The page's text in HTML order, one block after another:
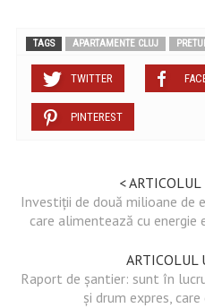
TAGS APARTAMENTE CLUJ
TWITTER
PINTEREST
<
Investiții de două milioane de
care alimentează cu
ARTICOLUL
Raport de şantier: sunt în
şi drum expres,